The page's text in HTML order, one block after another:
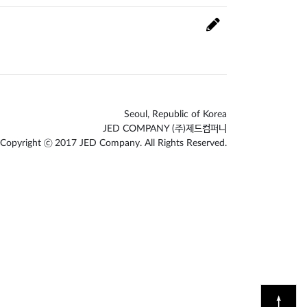
Seoul, Republic of Korea
JED COMPANY (주)제드컴퍼니
Copyright ⓒ 2017 JED Company. All Rights Reserved.
↑